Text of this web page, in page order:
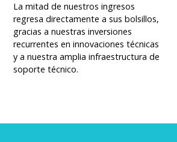
La mitad de nuestros ingresos
regresa directamente a sus bolsillos,
gracias a nuestras inversiones
recurrentes en innovaciones técnicas
y a nuestra amplia infraestructura de
soporte técnico.